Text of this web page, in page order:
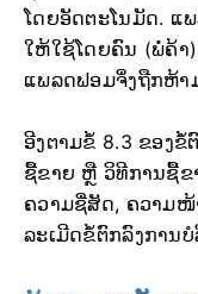
ໂດຍອັດຕະໂນມັດ. ແ
ໃຫ້ໃຊ້ໂດຍຄົນ (ພໍ່ຄ້າ
ແພລດຟອມຈຶ່ງຖືກຫ້າ
ອີງຕາມຂໍ້ 8.3 ຂອງ
ຊື້ຂາຍ ຫຼື ວິທີການຊື້ຂ
ຄວາມຊື່ສັດ, ຄວາມໜ້
ລະເມີດຂໍ້ຕົກລົງການ